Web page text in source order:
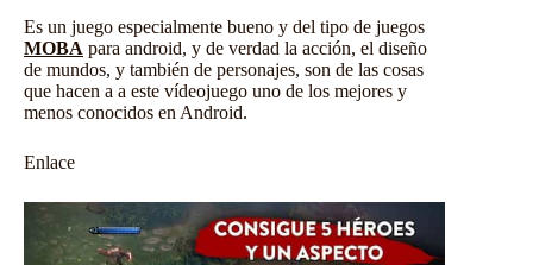
Es un juego especialmente bueno y del tipo de juegos
MOBA para android, y de verdad la acción, el diseño
de mundos, y también de personajes, son de las cosas
que hacen a a este vídeojuego uno de los mejores y
menos conocidos en Android.
Enlace